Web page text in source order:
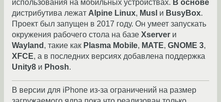
использования на мобильных устройствах. В основе
дистрибутива лежат Alpine Linux, Musl и BusyBox.
Проект был запущен в 2017 году. Он умеет запускать
окружения рабочего стола на базе Xserver и
Wayland , такие как Plasma Mobile, MATE, GNOME 3,
XFCE, а в последних версиях добавлена поддержка
Unity8 и Phosh.
В версии для iPhone из-за ограничений на размер